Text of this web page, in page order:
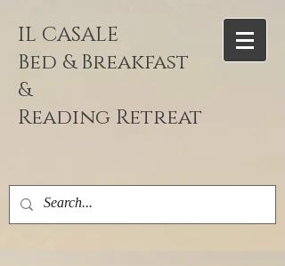
IL CASALE
Bed & Breakfast
&
Reading Retreat